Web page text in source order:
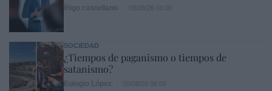
SOCIEDAD
¿Tiempos de paganismo o tiempos de
satanismo?